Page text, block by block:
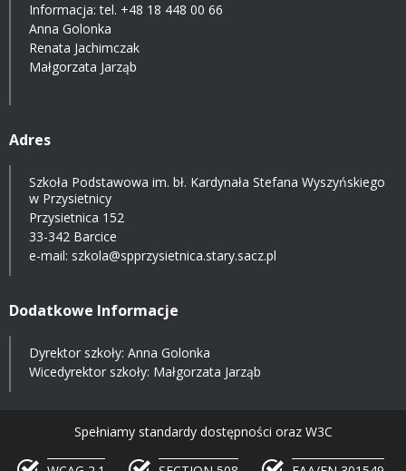
Informacja: tel. +48 18 448 00 66
Anna Golonka
Renata Jachimczak
Małgorzata Jarząb
Adres
Szkoła Podstawowa im. bł. Kardynała Stefana Wyszyńskiego
w Przysietnicy
Przysietnica 152
33-342 Barcice
e-mail: szkola@spprzysietnica.stary.sacz.pl
Dodatkowe Informacje
Dyrektor szkoły: Anna Golonka
Wicedyrektor szkoły: Małgorzata Jarząb
Spełniamy standardy dostępności oraz W3C